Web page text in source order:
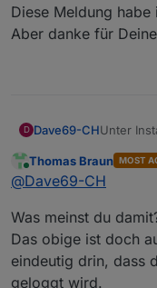
Diese Meldung
Aber danke für
D Dave69-CHUnter
Aber
Online
Thomas Braun MOST
@Dave69-CH
Was meinst du
Das obige ist doch
eindeutig drin, dass
geloggt wird.